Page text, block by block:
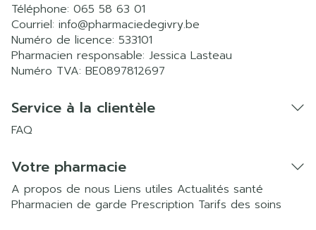
Téléphone: 065 58 63 01
Courriel: info@pharmaciedegivry.be
Numéro de licence: 533101
Pharmacien responsable: Jessica Lasteau
Numéro TVA: BE0897812697
Service à la clientèle
FAQ
Votre pharmacie
A propos de nous Liens utiles Actualités santé
Pharmacien de garde Prescription Tarifs des soins